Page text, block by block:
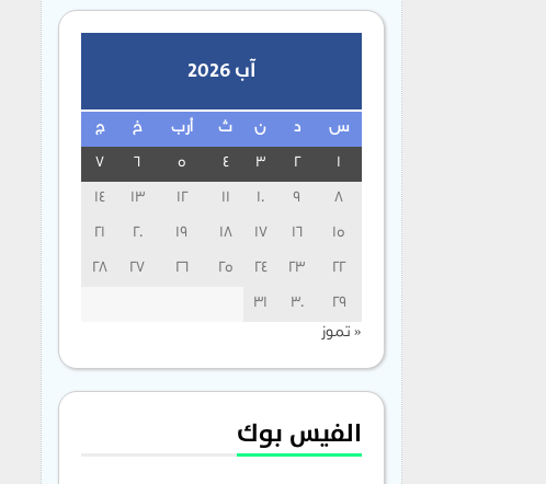
آب 2026
س د ن ث أرب خ ج
1
2
3
4
5
6
7
8
9
10
11
12
13
14
15
16
17
18
19
20
21
22
23
24
25
26
27
28
29
30
31
« تموز
الفيس بوك